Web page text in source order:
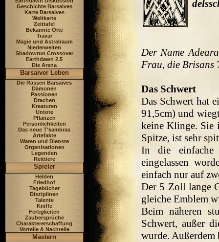
Geschichte Barsaives
Karte Barsaives
Weltkarte
Zeittafel
Bekannte Orte
Travar
Magie und Astralraum
Niederwelten
Shadowrun Crossover
Earthdawn 2.5
Die Arena
Barsaiver Leben
Die Rassen Barsaives
Dämonen
Passionen
Drachen
Kreaturen
Untote
Pflanzen
Persönlichkeiten
Das neue T'kambras
Artefakte
Waren und Dienste
Organisationen
Legenden
Reittiere
Spieler
Helden
Friedhof
Tagebücher
Disziplinen
Talente
Kniffe
Fertigkeiten
Zaubersprüche
Charaktererschaffung
Vorteile & Nachteile
Mastern
Der Name
Frau, die Brisans
Das Schwert
Das Schwert hat
91,5cm) und
keine Klinge. Sie
Spitze, ist sehr
In die einfache
eingelassen
einfach nur auf
Der 5 Zoll lange
gleiche Emblem
Beim näheren
Schwert, außer
wurde.